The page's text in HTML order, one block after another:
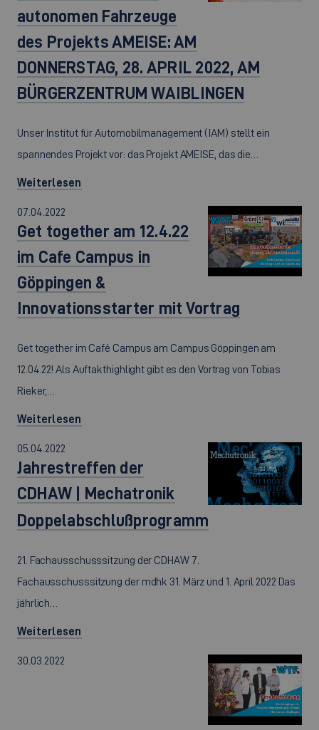
autonomen Fahrzeuge
des Projekts AMEISE: AM
DONNERSTAG, 28. APRIL 2022, AM
BÜRGERZENTRUM WAIBLINGEN
Unser Institut für Automobilmanagement (IAM) stellt ein
spannendes Projekt vor: das Projekt AMEISE, das die…
Weiterlesen
07.04.2022
Get together am 12.4.22
im Cafe Campus in
Göppingen &
Innovationsstarter mit Vortrag
Get together im Café Campus am Campus Göppingen am
12.04.22! Als Auftakthighlight gibt es den Vortrag von Tobias
Rieker,…
Weiterlesen
05.04.2022
Jahrestreffen der
CDHAW | Mechatronik
Doppelabschlußprogramm
21. Fachausschusssitzung der CDHAW 7.
Fachausschusssitzung der mdhk 31. März und 1. April 2022 Das
jährlich…
Weiterlesen
30.03.2022